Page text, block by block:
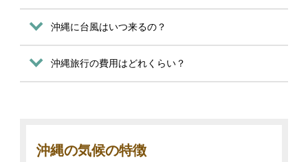
沖縄に台風はいつ来るの？
沖縄旅行の費用はどれくらい？
沖縄の気候の特徴